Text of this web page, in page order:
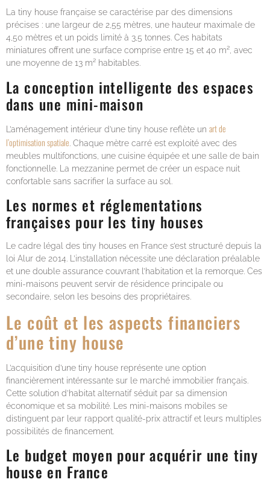
La tiny house française se caractérise par des dimensions
précises : une largeur de 2,55 mètres, une hauteur maximale de
4,50 mètres et un poids limité à 3,5 tonnes. Ces habitats
miniatures offrent une surface comprise entre 15 et 40 m², avec
une moyenne de 13 m² habitables.
La conception intelligente des espaces
dans une mini-maison
L’aménagement intérieur d’une tiny house reflète un art de
l’optimisation spatiale . Chaque mètre carré est exploité avec des
meubles multifonctions, une cuisine équipée et une salle de bain
fonctionnelle. La mezzanine permet de créer un espace nuit
confortable sans sacrifier la surface au sol.
Les normes et réglementations
françaises pour les tiny houses
Le cadre légal des tiny houses en France s’est structuré depuis la
loi Alur de 2014. L’installation nécessite une déclaration préalable
et une double assurance couvrant l’habitation et la remorque. Ces
mini-maisons peuvent servir de résidence principale ou
secondaire, selon les besoins des propriétaires.
Le coût et les aspects financiers
d’une tiny house
L’acquisition d’une tiny house représente une option
financièrement intéressante sur le marché immobilier français.
Cette solution d’habitat alternatif séduit par sa dimension
économique et sa mobilité. Les mini-maisons mobiles se
distinguent par leur rapport qualité-prix attractif et leurs multiples
possibilités de financement.
Le budget moyen pour acquérir une tiny
house en France